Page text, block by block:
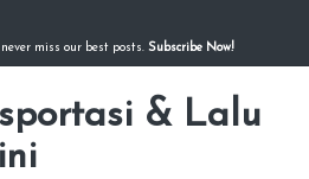
miss our best posts. Subscribe Now!
& Lalu